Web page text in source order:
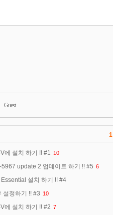
Guest
에 설치 하기 !! #1 10
update 2 업데이트 하기 !! #5 6
설치 하기 !! #4
설정하기 !! #3 10
에 설치 하기 !! #2 7
1
Dsuny's Blog Is Powered By